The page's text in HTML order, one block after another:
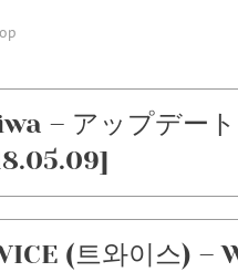
– アップデー
(트와이스) –